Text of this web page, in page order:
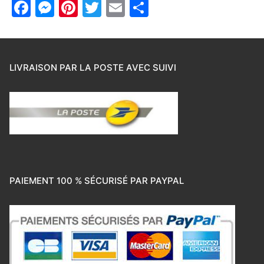
Facebook
Messenger
Pinterest
Twitter
Email
LIVRAISON PAR LA POSTE AVEC SUIVI
PAIEMENT 100 % SÉCURISÉ PAR PAYPAL